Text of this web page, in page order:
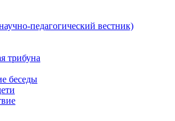
педагогический вестник)
трибуна
беседы